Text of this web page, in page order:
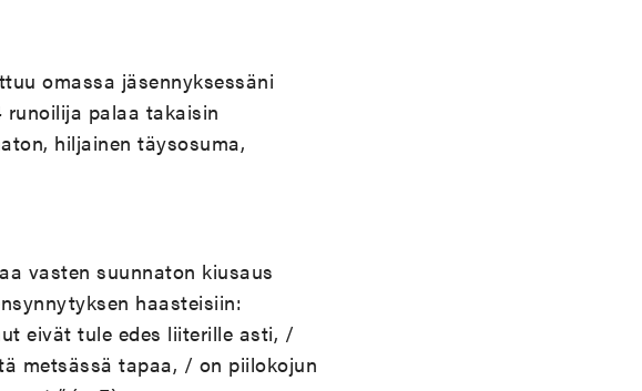
omassa jäsennyksessäni
runoilija palaa takaisin
hiljainen täysosuma,
vasten suunnaton kiusaus
haasteisiin:
eivät tule edes liiterille asti, /
metsässä tapaa, / on piilokojun